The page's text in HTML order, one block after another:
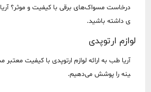
درخاست مسواک‌های برقی با کیفیت و موثر؟
ی داشته باشید.
لوازم ارتوپدی
آریا طب به ارائه لوازم ارتوپدی با کیفیت
ینه را پوشش می‌دهیم.